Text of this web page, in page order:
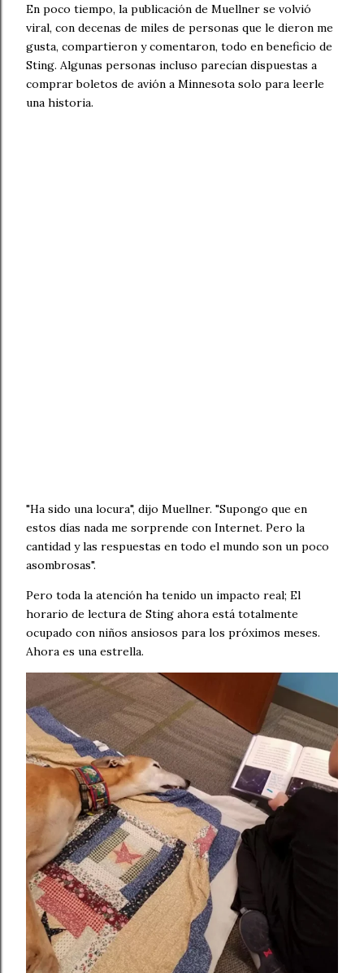
En poco tiempo, la publicación de Muellner se volvió
viral, con decenas de miles de personas que le dieron me
gusta, compartieron y comentaron, todo en beneficio de
Sting. Algunas personas incluso parecían dispuestas a
comprar boletos de avión a Minnesota solo para leerle
una historia.
"Ha sido una locura", dijo Muellner. "Supongo que en
estos días nada me sorprende con Internet. Pero la
cantidad y las respuestas en todo el mundo son un poco
asombrosas".
Pero toda la atención ha tenido un impacto real; El
horario de lectura de Sting ahora está totalmente
ocupado con niños ansiosos para los próximos meses.
Ahora es una estrella.